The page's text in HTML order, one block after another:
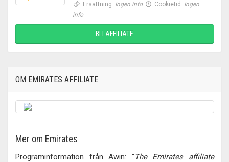
Ersättning: Ingen info Cookietid: Ingen
info
BLI AFFILIATE
OM EMIRATES AFFILIATE
Mer om Emirates
Programinformation från Awin: " The Emirates affiliate